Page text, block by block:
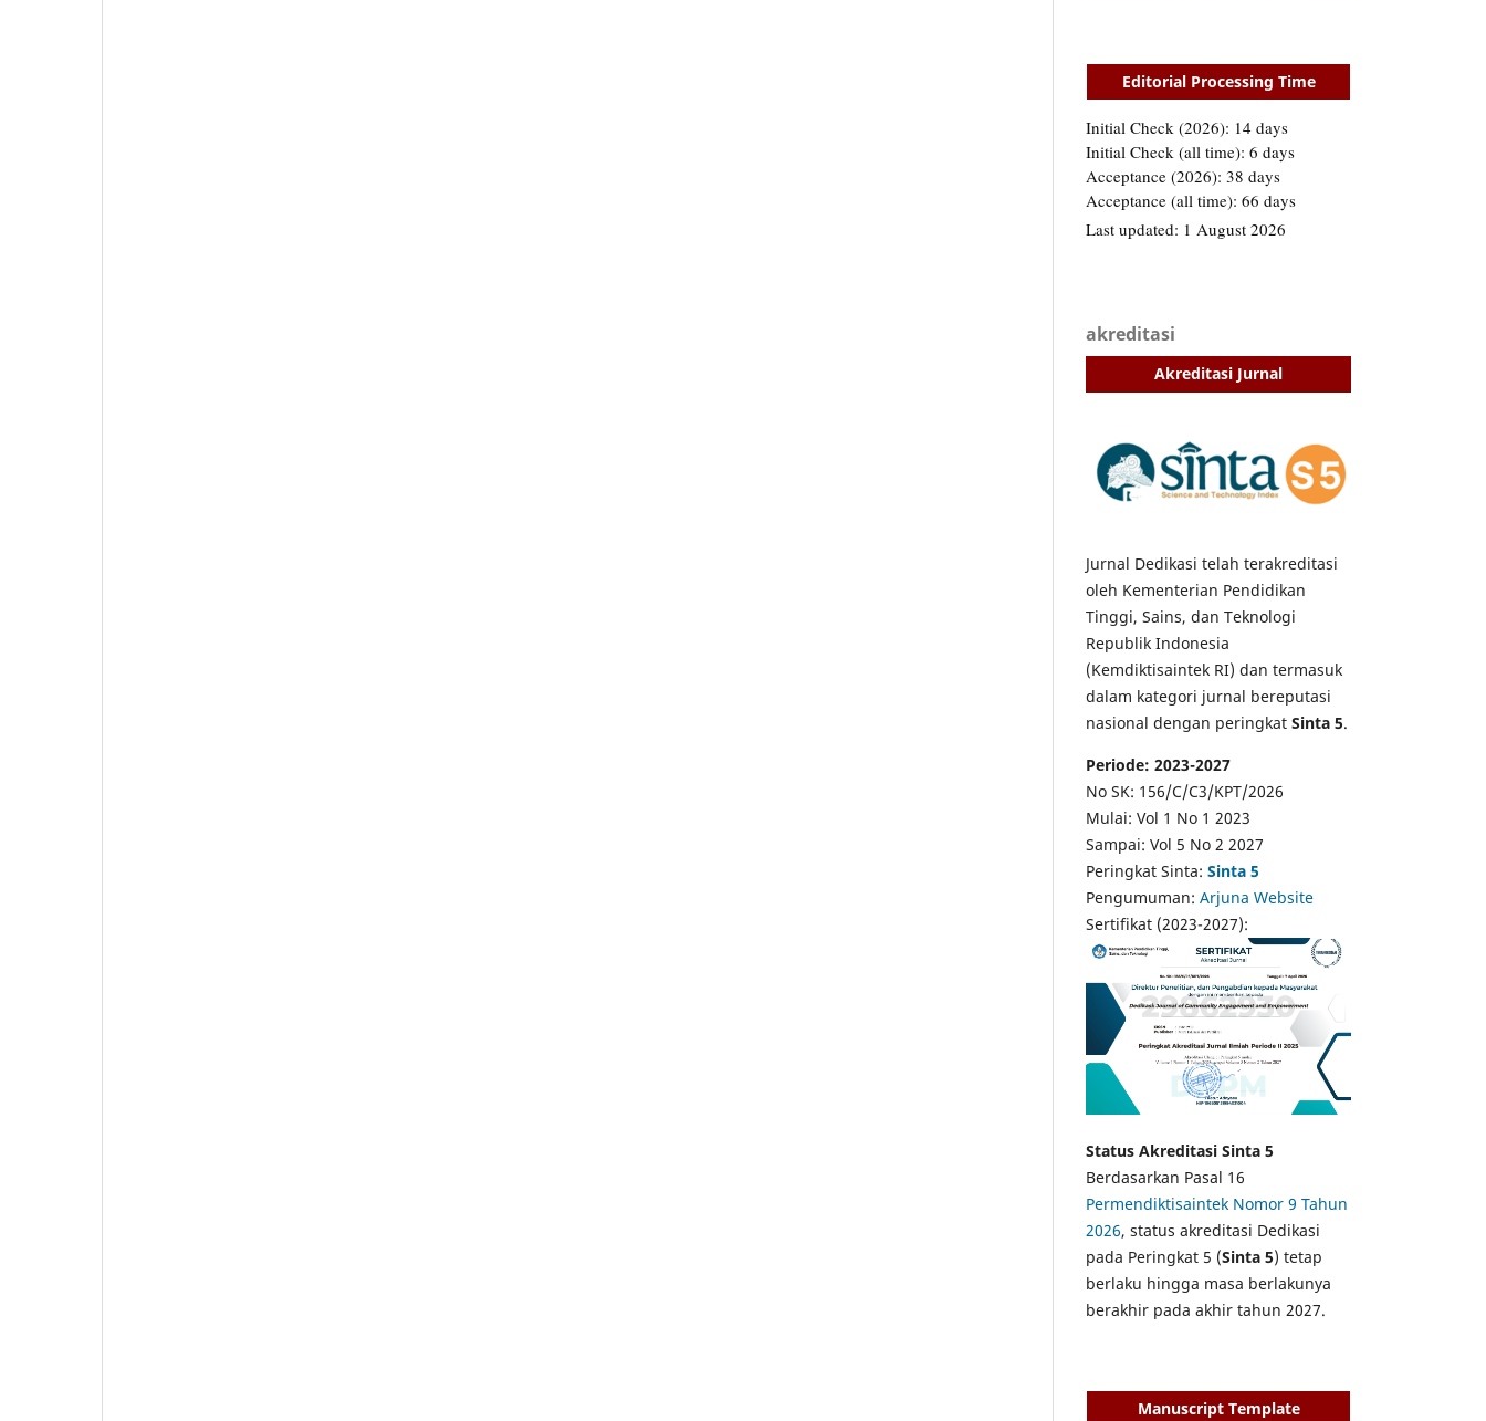
Editorial Processing Time
akreditasi
Akreditasi Jurnal
Jurnal Dedikasi telah terakreditasi
oleh Kementerian Pendidikan
Tinggi, Sains, dan Teknologi
Republik Indonesia
(Kemdiktisaintek RI) dan termasuk
dalam kategori jurnal bereputasi
nasional dengan peringkat Sinta 5.
Periode: 2023-2027
No SK: 156/C/C3/KPT/2026
Mulai: Vol 1 No 1 2023
Sampai: Vol 5 No 2 2027
Peringkat Sinta: Sinta 5
Pengumuman: Arjuna Website
Sertifikat (2023-2027):
Status Akreditasi Sinta 5
Berdasarkan Pasal 16
Permendiktisaintek Nomor 9 Tahun
2026, status akreditasi Dedikasi
pada Peringkat 5 (Sinta 5) tetap
berlaku hingga masa berlakunya
berakhir pada akhir tahun 2027.
Manuscript Template